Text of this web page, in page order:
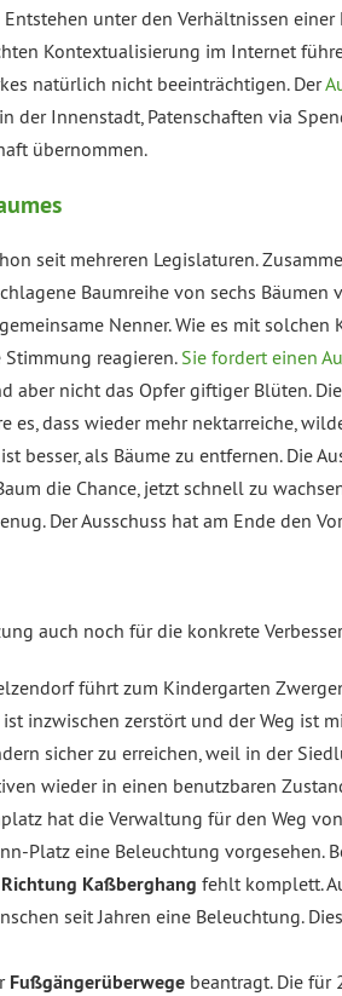
unter den Verhältnissen
Kontextualisierung im Internet
natürlich nicht beeinträchtigen. Der
der Innenstadt, Patenschaften via
übernommen.
seit mehreren Legislaturen.
Baumreihe von sechs Bäumen
Nenner. Wie es mit
reagieren. Sie fordert einen
aber nicht das Opfer giftiger Blüten.
es, dass wieder mehr nektarreiche,
besser, als Bäume zu entfernen. Die
die Chance, jetzt schnell zu
Der Ausschuss hat am Ende den
auch noch für die konkrete
führt zum Kindergarten
inzwischen zerstört und der Weg ist
sicher zu erreichen, weil in der
wieder in einen benutzbaren
hat die Verwaltung für den Weg
Platz eine Beleuchtung vorgesehen.
Kaßberghang fehlt komplett.
seit Jahren eine Beleuchtung.
Fußgängerüberwege beantragt. Die für